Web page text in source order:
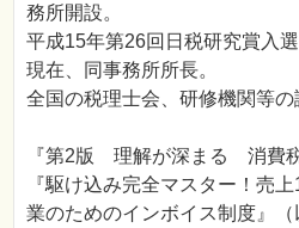
務所開設。
平成15年第26回日税研究賞入選
現在、同事務所所長。
全国の税理士会、研修機関等の
『第2版 理解が深まる 消費
『駆け込み完全マスター！売
業のためのインボイス制度』